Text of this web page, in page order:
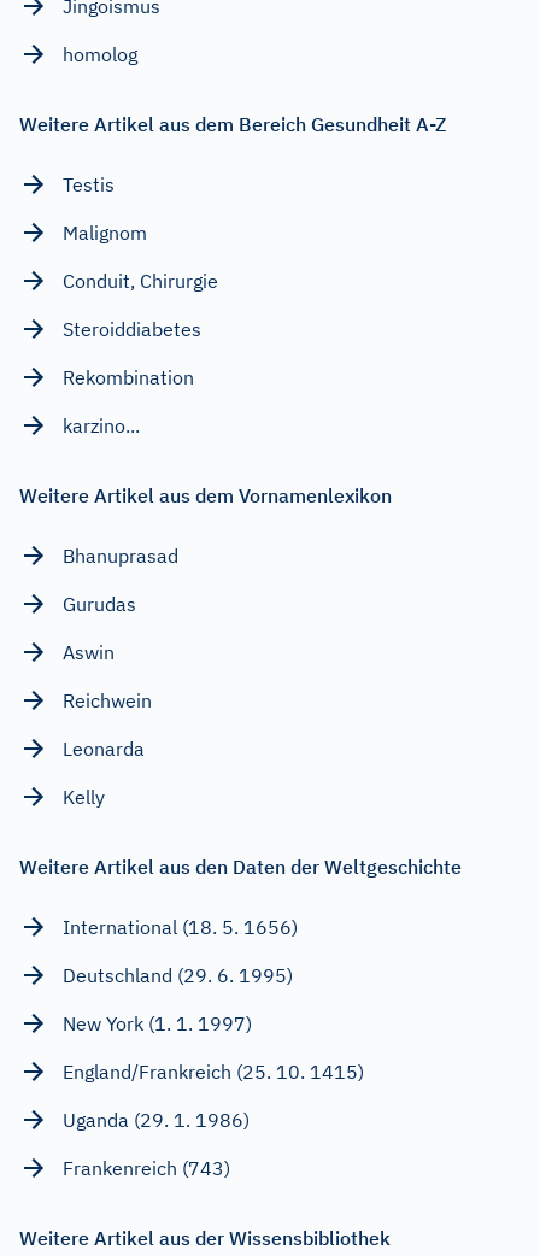
Jingoismus
homolog
Weitere Artikel aus dem Bereich Gesundheit A-Z
Testis
Malignom
Conduit, Chirurgie
Steroiddiabetes
Rekombination
karzino...
Weitere Artikel aus dem Vornamenlexikon
Bhanuprasad
Gurudas
Aswin
Reichwein
Leonarda
Kelly
Weitere Artikel aus den Daten der Weltgeschichte
International (18. 5. 1656)
Deutschland (29. 6. 1995)
New York (1. 1. 1997)
England/Frankreich (25. 10. 1415)
Uganda (29. 1. 1986)
Frankenreich (743)
Weitere Artikel aus der Wissensbibliothek